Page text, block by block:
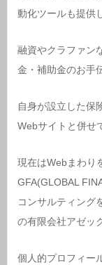
動化ツールも提供
融資やクラファン
金・補助金のお手
自身が設立した保
Webサイトと併せ
現在はWebまわり
GFA(GLOBAL
コンサルティング
の有限会社アゼッ
個人的プロフィー